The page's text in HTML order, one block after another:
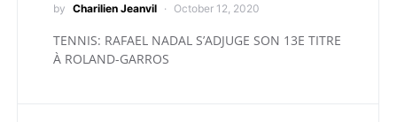
by Charilien Jeanvil October 12, 2020
TENNIS: RAFAEL NADAL S’ADJUGE SON 13E TITRE
À ROLAND-GARROS